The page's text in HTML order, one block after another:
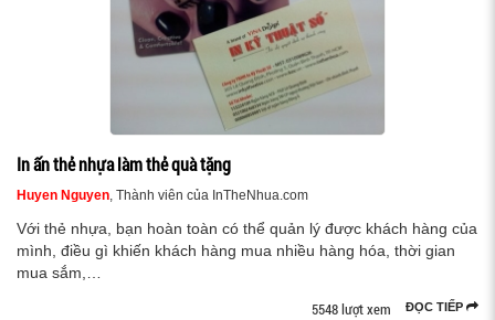
In ấn thẻ nhựa làm thẻ quà tặng
Huyen Nguyen, Thành viên của InTheNhua.com
Với thẻ nhựa, bạn hoàn toàn có thể quản lý được khách hàng của
mình, điều gì khiến khách hàng mua nhiều hàng hóa, thời gian
mua sắm,…
ĐỌC TIẾP
5548 lượt xem